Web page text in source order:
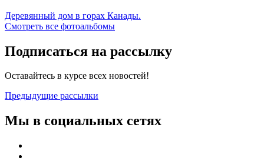
Деревянный дом в горах Канады.
Смотреть все фотоальбомы
Подписаться на рассылку
Оставайтесь в курсе всех новостей!
Предыдущие рассылки
Мы в социальных сетях